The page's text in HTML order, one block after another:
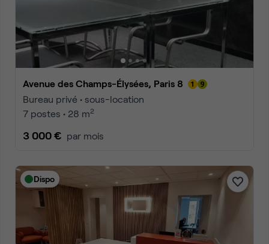
Avenue des Champs-Élysées, Paris 8
Bureau privé • sous-location
7 postes • 28 m2
3 000 € par mois
Dispo